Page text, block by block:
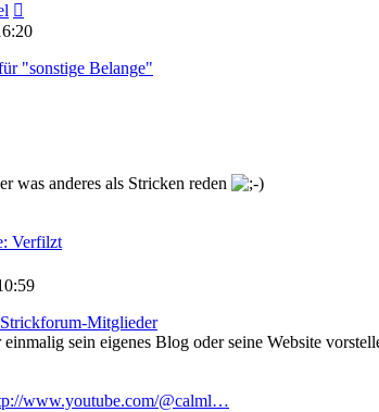
Beitrag
"sonstige Belange"
was anderes als Stricken reden
Verfilzt
Mitglieder
sein eigenes Blog oder seine Website
www.youtube.com/@calml…